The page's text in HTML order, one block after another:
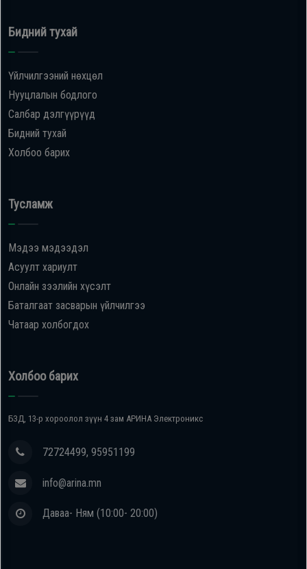
Бидний тухай
Үйлчилгээний нөхцөл
Нууцлалын бодлого
Салбар дэлгүүрүүд
Бидний тухай
Холбоо барих
Тусламж
Мэдээ мэдээдэл
Асуулт хариулт
Онлайн зээлийн хүсэлт
Баталгаат засварын үйлчилгээ
Чатаар холбогдох
Холбоо барих
БЗД, 13-р хороолол зүүн 4 зам АРИНА Электроникс
72724499, 95951199
info@arina.mn
Даваа- Ням (10:00- 20:00)